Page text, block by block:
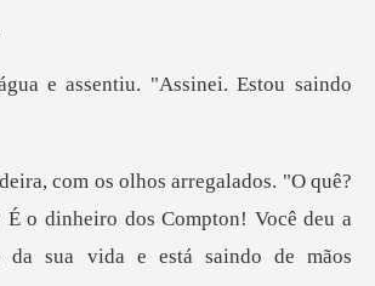
assentiu. "Assinei.
É o dinheiro dos Compton! Você deu a